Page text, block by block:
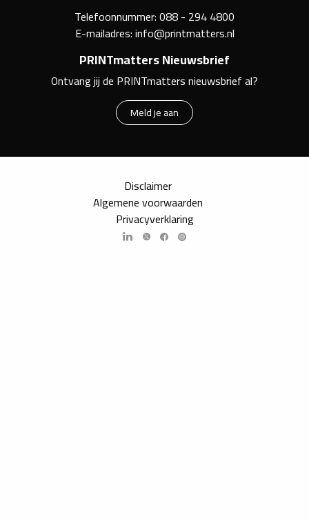
Telefoonnummer:088 - 294 4800
E-mailadres:info@printmatters.nl
PRINTmatters Nieuwsbrief
Ontvang jij de PRINTmatters nieuwsbrief al?
Meld je aan
Disclaimer
Algemene voorwaarden
Privacyverklaring